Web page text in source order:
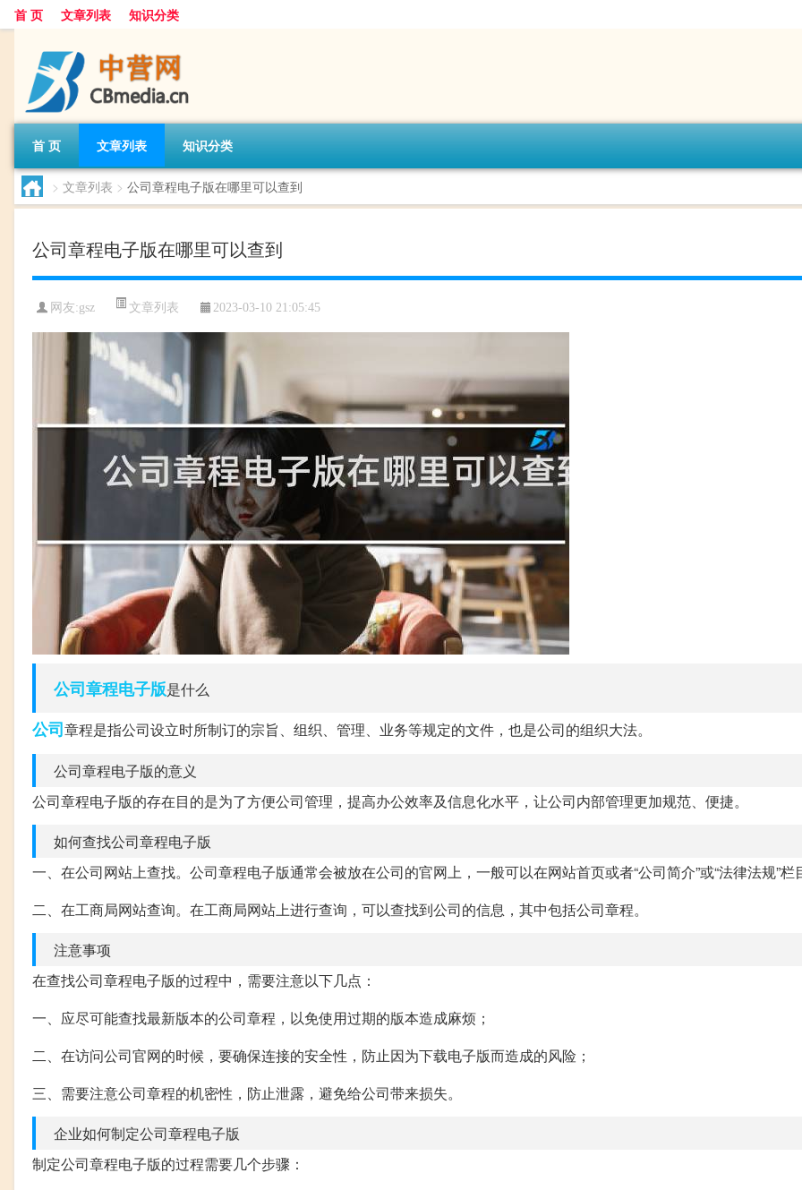
首 页 文章列表 知识分类
首 页 文章列表 知识分类
> 文章列表 > 公司章程电子版在哪里可以查到
公司章程电子版在哪里可以查到
网友:gsz 文章列表 2023-03-10 21:05:45
公司章程电子版是什么
公司章程是指公司设立时所制订的宗旨、组织、管理、业务等规定的文件，也是公司的组织大法。
公司章程电子版的意义
公司章程电子版的存在目的是为了方便公司管理，提高办公效率及信息化水平，让公司内部管理更加规范、便捷。
如何查找公司章程电子版
一、在公司网站上查找。公司章程电子版通常会被放在公司的官网上，一般可以在网站首页或者“公司简介”或“法律法规”栏
二、在工商局网站查询。在工商局网站上进行查询，可以查找到公司的信息，其中包括公司章程。
注意事项
在查找公司章程电子版的过程中，需要注意以下几点：
一、应尽可能查找最新版本的公司章程，以免使用过期的版本造成麻烦；
二、在访问公司官网的时候，要确保连接的安全性，防止因为下载电子版而造成的风险；
三、需要注意公司章程的机密性，防止泄露，避免给公司带来损失。
企业如何制定公司章程电子版
制定公司章程电子版的过程需要几个步骤：